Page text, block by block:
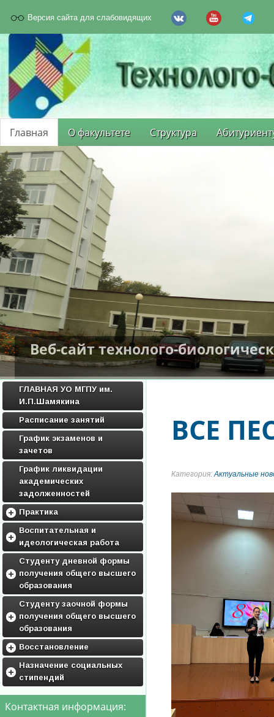
Версия сайта для слабовидящих
Главная О факультете Структура
Веб-сайт технолого-
ВСЕ
Категория: Актуальные
ГЛАВНАЯ УО МГПУ им.
И.П.Шамякина
Расписание занятий
График экзаменов и
зачетов
График ликвидации
академических
задолженностей
Практика
Методические материалы по
ГРАФИК ПРАКТИК
Воспитательная и
идеологическая работа
Воспитательная работа
Фото и видео галерея
Кураторам
Студенту дневной формы
получения общего высшего
образования
Приложения к учебным
планам
Дисциплины по выбору
студентов и факультативы
Студенту заочной формы
получения общего высшего
образования
Приложения к учебным
планам
Дисциплины по выбору
студентам
Восстановление
Обьявления
Нормативные документы для
восстановления
Назначение социальных
стипендий
нормативная база
образец заявления(скачать)
Контактная информация: